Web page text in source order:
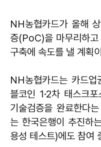
NH농협카드가 올해
증(PoC)을 마무리하
구축에 속도를 낼 계획
NH농협카드는 카드업
블코인 1·2차 태스크
기술검증을 완료한다
는 한국은행이 추진하
용성 테스트)에도 참여